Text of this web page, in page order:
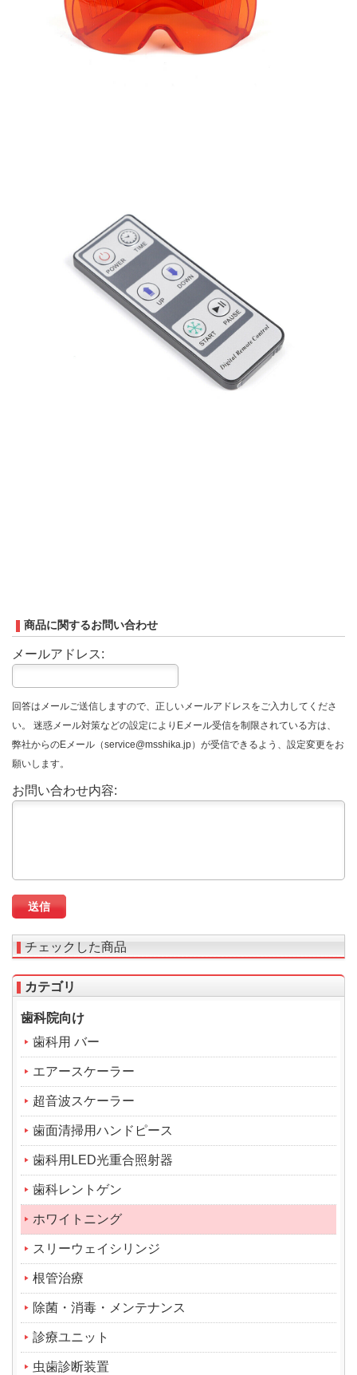
商品に関するお問い合わせ
メールアドレス:
回答はメールご送信しますので、正しいメールアドレスをご入力してくださ
い。 迷惑メール対策などの設定によりEメール受信を制限されている方は、
弊社からのEメール（service@msshika.jp）が受信できるよう、設定変更をお
願いします。
お問い合わせ内容:
チェックした商品
カテゴリ
歯科院向け
歯科用 バー
エアースケーラー
超音波スケーラー
歯面清掃用ハンドピース
歯科用LED光重合照射器
歯科レントゲン
ホワイトニング
スリーウェイシリンジ
根管治療
除菌・消毒・メンテナンス
診療ユニット
虫歯診断装置